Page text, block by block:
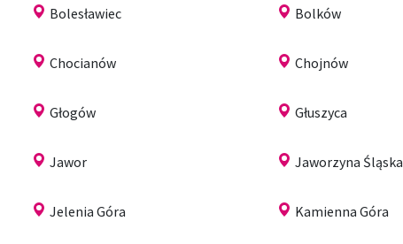
Bolesławiec Bolków
Chocianów Chojnów
Głogów Głuszyca
Jawor Jaworzyna Śląska
Jelenia Góra Kamienna Góra